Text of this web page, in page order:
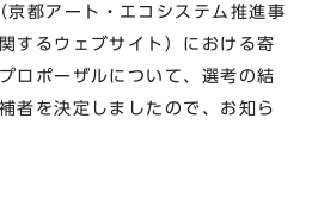
アート・エコシステム推進事
するウェブサイト）における寄
ロポーザルについて、選考の結
者を決定しましたので、お知ら